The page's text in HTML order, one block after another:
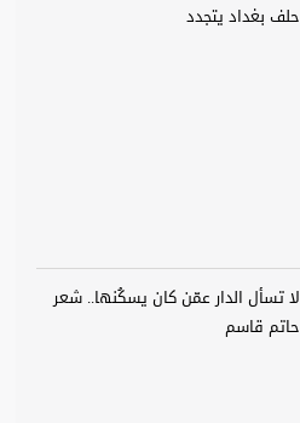
حلف بغداد يتجدد
لا تسأل الدار عمّن كان يسكُنها.. شعر
حاتم قاسم